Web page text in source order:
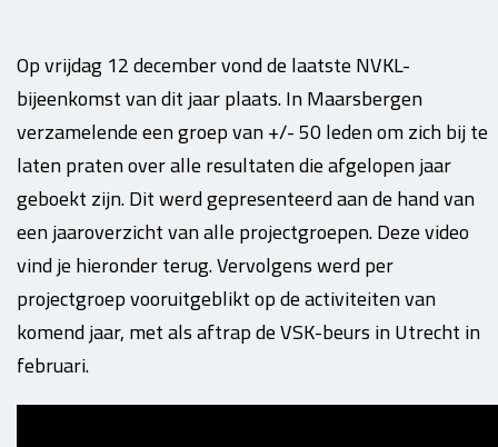
Op vrijdag 12 december vond de laatste NVKL-
bijeenkomst van dit jaar plaats. In Maarsbergen
verzamelende een groep van +/- 50 leden om zich bij te
laten praten over alle resultaten die afgelopen jaar
geboekt zijn. Dit werd gepresenteerd aan de hand van
een jaaroverzicht van alle projectgroepen. Deze video
vind je hieronder terug. Vervolgens werd per
projectgroep vooruitgeblikt op de activiteiten van
komend jaar, met als aftrap de VSK-beurs in Utrecht in
februari.